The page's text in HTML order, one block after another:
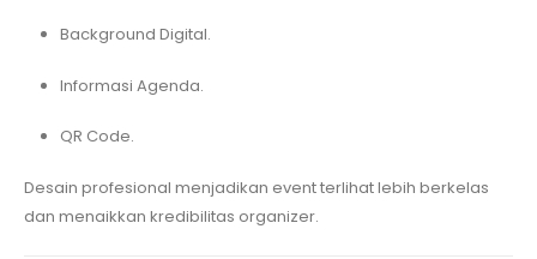
Background Digital.
Informasi Agenda.
QR Code.
Desain profesional menjadikan event terlihat lebih berkelas
dan menaikkan kredibilitas organizer.